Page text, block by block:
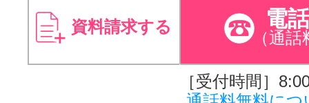
資料請求する 電
（通話
［受付時間］